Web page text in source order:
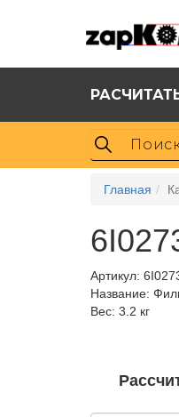
Главная
Артикул:
Название:
Вес: 3.2 кг